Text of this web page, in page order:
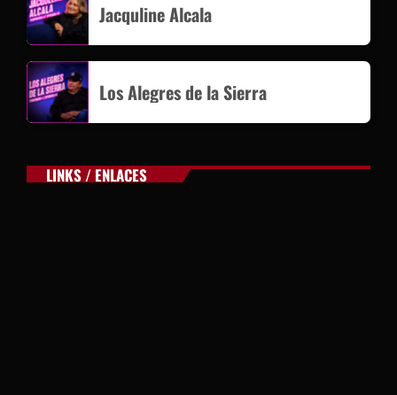
Jacquline Alcala
Los Alegres de la Sierra
LINKS / ENLACES